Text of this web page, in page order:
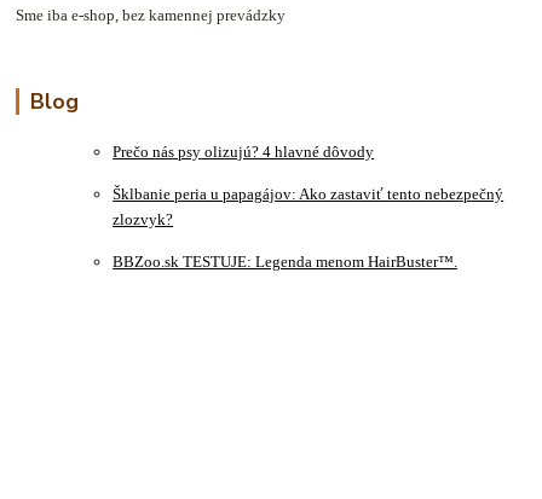
Sme iba e-shop, bez kamennej prevádzky
Blog
Prečo nás psy olizujú? 4 hlavné dôvody
Šklbanie peria u papagájov: Ako zastaviť tento nebezpečný
zlozvyk?
BBZoo.sk TESTUJE: Legenda menom HairBuster™.